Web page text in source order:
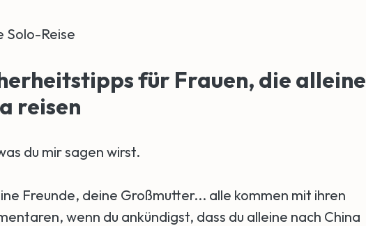
Solo-Reise
für Frauen, die alleine
reisen
du mir sagen wirst.
Freunde, deine Großmutter... alle kommen mit ihren
wenn du ankündigst, dass du alleine nach China